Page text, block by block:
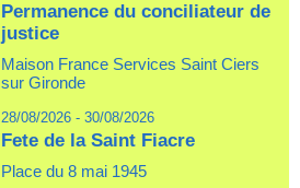
Permanence du conciliateur de
justice
Maison France Services Saint Ciers
sur Gironde
28/08/2026 - 30/08/2026
Fete de la Saint Fiacre
Place du 8 mai 1945